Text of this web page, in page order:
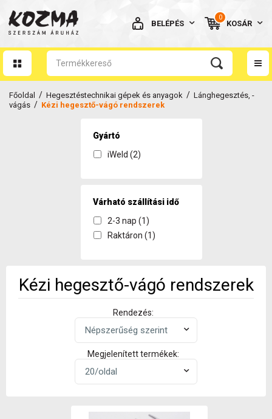
BELÉPÉS
BELÉPÉS
NINCS MÉG FIÓKOM
0
KOSÁR
Főoldal / Hegesztéstechnikai gépek és anyagok / Lánghegesztés, -
vágás / Kézi hegesztő-vágó rendszerek
Gyártó
iWeld (2)
Várható szállítási idő
2-3 nap (1)
Raktáron (1)
Kézi hegesztő-vágó rendszerek
Rendezés:
Megjelenített termékek: